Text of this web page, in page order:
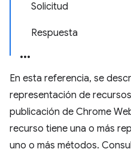
Solicitud
Respuesta
En esta referencia, se
representación de
publicación de Chrome
recurso tiene una o más
uno o más métodos.